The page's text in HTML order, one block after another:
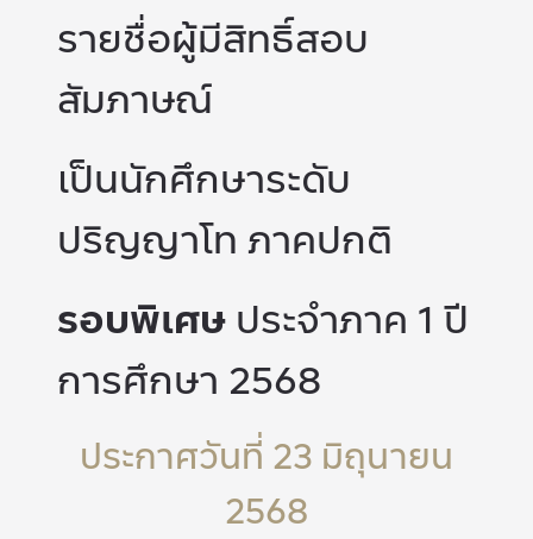
รายชื่อผู้มีสิทธิ์สอบ
สัมภาษณ์
เป็นนักศึกษาระดับ
ปริญญาโท ภาคปกติ
รอบพิเศษประจำภาค 1 ปี
การศึกษา 2568
ประกาศวันที่ 23 มิถุนายน
2568